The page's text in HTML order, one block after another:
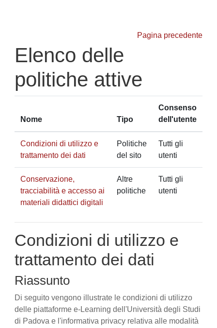
Pagina precedente
Elenco delle
politiche attive
Nome Tipo
Consenso
dell'utente
Condizioni di utilizzo e
trattamento dei dati
Politiche
del sito
Tutti gli
utenti
Conservazione,
tracciabilità e accesso ai
materiali didattici digitali
Altre
politiche
Tutti gli
utenti
Condizioni di utilizzo e
trattamento dei dati
Riassunto
Di seguito vengono illustrate le condizioni di utilizzo
delle piattaforme e-Learning dell'Università degli Studi
di Padova e l'informativa privacy relativa alle modalità